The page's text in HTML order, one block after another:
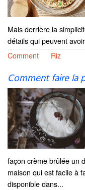
Mais derrière la
détails qui peuvent
Comment
Riz
Comment faire la
façon crème brûlée un
maison qui est facile à
disponible dans...